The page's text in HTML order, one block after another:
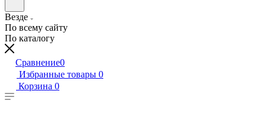
Везде
По всему сайту
По каталогу
Сравнение0
Избранные товары 0
Корзина 0